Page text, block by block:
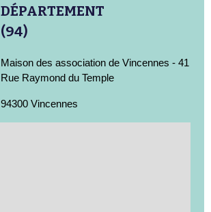
DÉPARTEMENT
(94)
Maison des association de Vincennes - 41
Rue Raymond du Temple
94300 Vincennes